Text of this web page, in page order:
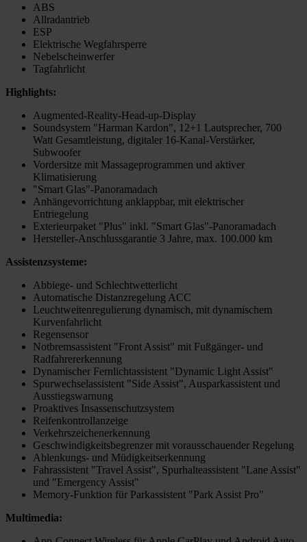
ABS
Allradantrieb
ESP
Elektrische Wegfahrsperre
Nebelscheinwerfer
Tagfahrlicht
Highlights:
Augmented-Reality-Head-up-Display
Soundsystem "Harman Kardon", 12+1 Lautsprecher, 700
Watt Gesamtleistung, digitaler 16-Kanal-Verstärker,
Subwoofer
Vordersitze mit Massageprogrammen und aktiver
Klimatisierung
"Smart Glas"-Panoramadach
Anhängevorrichtung anklappbar, mit elektrischer
Entriegelung
Exterieurpaket "Plus" inkl. "Smart Glas"-Panoramadach
Hersteller-Anschlussgarantie 3 Jahre, max. 100.000 km
Assistenzsysteme:
Abbiege- und Schlechtwetterlicht
Automatische Distanzregelung ACC
Leuchtweitenregulierung dynamisch, mit dynamischem
Kurvenfahrlicht
Regensensor
Notbremsassistent "Front Assist" mit Fußgänger- und
Radfahrererkennung
Dynamischer Fernlichtassistent "Dynamic Light Assist"
Spurwechselassistent "Side Assist", Ausparkassistent und
Ausstiegswarnung
Proaktives Insassenschutzsystem
Reifenkontrollanzeige
Verkehrszeichenerkennung
Geschwindigkeitsbegrenzer mit vorausschauender Regelung
Ablenkungs- und Müdigkeitserkennung
Fahrassistent "Travel Assist", Spurhalteassistent "Lane Assist"
und "Emergency Assist"
Memory-Funktion für Parkassistent "Park Assist Pro"
Multimedia: